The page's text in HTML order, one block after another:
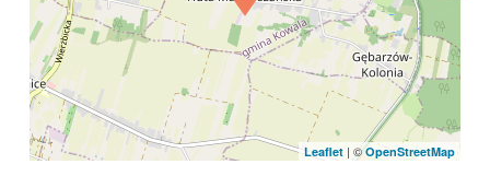
Leaflet| ©OpenStreetMap